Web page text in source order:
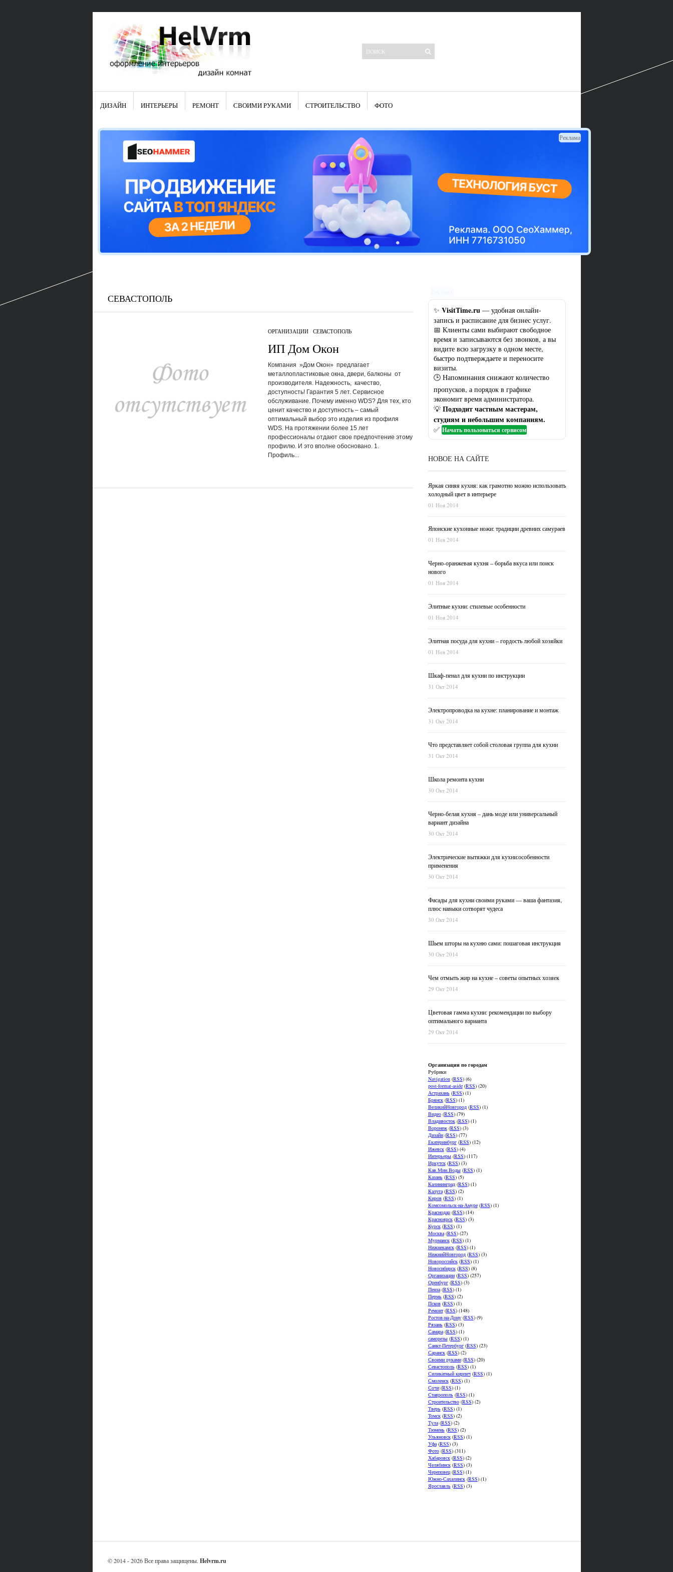
Свежие записи
Японские кухонные ножи: традиции древних самураев
Элитные кухни: стилевые особенности
Элитная посуда для кухни – гордость любой хозяйки
Шкаф-пенал для кухни по инструкции
Электропроводка на кухне: планирование и монтаж
Что представляет собой столовая группа для кухни
Школа ремонта кухни
Черно-белая кухня – дань моде или универсальный вариант дизайна
Электрические вытяжки для кухни:особенности применения
Фасады для кухни своими руками — ваша фантазия, плюс навыки
сотворят чудеса
Шьем шторы на кухню сами: пошаговая инструкция
Чем отмыть жир на кухне – советы опытных хозяек
Цветовая гамма кухни: рекомендации по выбору оптимального
ДИЗАЙН ИНТЕРЬЕРЫ РЕМОНТ СВОИМИ РУКАМИ СТРОИТЕЛЬСТВО ФОТО
Реклама
СЕВАСТОПОЛЬ
ОРГАНИЗАЦИИ/ СЕВАСТОПОЛЬ
ИП Дом Окон
Компания »Дом Окон» предлагает
металлопластиковые окна, двери, балконы от
производителя. Надежность, качество,
доступность! Гарантия 5 лет. Сервисное
обслуживание. Почему именно WDS? Для тех, кто
ценит качество и доступность – самый
оптимальный выбор это изделия из профиля
WDS. На протяжении более 15 лет
профессионалы отдают свое предпочтение этому
профилю. И это вполне обосновано. 1.
Профиль...
✨ VisitTime.ru — удобная онлайн-
запись и расписание для бизнес услуг.
📅 Клиенты сами выбирают свободное
время и записываются без звонков, а вы
видите всю загрузку в одном месте,
быстро подтверждаете и переносите
визиты.
🕒 Напоминания снижают количество
пропусков, а порядок в графике
экономит время администратора.
💡 Подходит частным мастерам,
студиям и небольшим компаниям.
✅ Начать пользоваться сервисом
НОВОЕ НА САЙТЕ
Яркая синяя кухня: как грамотно можно использовать
холодный цвет в интерьере
01 Ноя 2014
Японские кухонные ножи: традиции древних самураев
01 Ноя 2014
Черно-оранжевая кухня – борьба вкуса или поиск
нового
01 Ноя 2014
Элитные кухни: стилевые особенности
01 Ноя 2014
Элитная посуда для кухни – гордость любой хозяйки
01 Ноя 2014
Шкаф-пенал для кухни по инструкции
31 Окт 2014
Электропроводка на кухне: планирование и монтаж
31 Окт 2014
Что представляет собой столовая группа для кухни
31 Окт 2014
Школа ремонта кухни
30 Окт 2014
Черно-белая кухня – дань моде или универсальный
вариант дизайна
30 Окт 2014
Электрические вытяжки для кухни:особенности
применения
30 Окт 2014
Фасады для кухни своими руками — ваша фантазия,
плюс навыки сотворят чудеса
30 Окт 2014
Шьем шторы на кухню сами: пошаговая инструкция
30 Окт 2014
Чем отмыть жир на кухне – советы опытных хозяек
29 Окт 2014
Цветовая гамма кухни: рекомендации по выбору
оптимального варианта
29 Окт 2014
Организации по городам
Рубрики
Navigation(RSS) (6)
post-format-aside(RSS) (20)
Астрахань(RSS) (1)
Брянск(RSS) (1)
ВеликийНовгород(RSS) (1)
Видео(RSS) (79)
Владивосток(RSS) (1)
Воронеж(RSS) (3)
Дизайн(RSS) (77)
Екатеринбург(RSS) (12)
Ижевск(RSS) (4)
Интерьеры(RSS) (117)
Иркутск(RSS) (3)
Кав.Мин.Воды(RSS) (1)
Казань(RSS) (5)
Калининград(RSS) (1)
Калуга(RSS) (2)
Киров(RSS) (1)
Комсомольск-на-Амуре(RSS) (1)
Краснодар(RSS) (14)
Красноярск(RSS) (3)
Курск(RSS) (1)
Москва(RSS) (27)
Мурманск(RSS) (1)
Нижнекамск(RSS) (1)
НижнийНовгород(RSS) (3)
Новороссийск(RSS) (1)
Новосибирск(RSS) (8)
Организации(RSS) (257)
Оренбург(RSS) (3)
Пенза(RSS) (1)
Пермь(RSS) (2)
Псков(RSS) (1)
Ремонт(RSS) (148)
Ростов-на-Дону(RSS) (9)
Рязань(RSS) (3)
Самара(RSS) (1)
саморезы(RSS) (1)
Санкт-Петербург(RSS) (23)
Саранск(RSS) (2)
Своими руками(RSS) (20)
Севастополь(RSS) (1)
Силикатный кирпич(RSS) (1)
Смоленск(RSS) (1)
Сочи(RSS) (1)
Ставрополь(RSS) (1)
Строительство(RSS) (2)
Тверь(RSS) (1)
Томск(RSS) (2)
Тула(RSS) (2)
Тюмень(RSS) (2)
Ульяновск(RSS) (1)
Уфа(RSS) (3)
Фото(RSS) (311)
Хабаровск(RSS) (2)
Челябинск(RSS) (3)
Череповец(RSS) (1)
Южно-Сахалинск(RSS) (1)
Ярославль(RSS) (3)
© 2014 - 2026 Все права защищены. Helvrm.ru